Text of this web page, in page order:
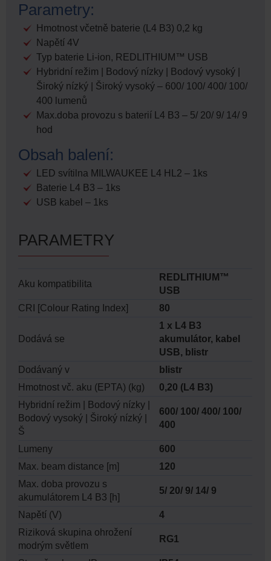
Parametry:
Hmotnost včetně baterie (L4 B3) 0,2 kg
Napětí 4V
Typ baterie Li-ion, REDLITHIUM™ USB
Hybridní režim | Bodový nízky | Bodový vysoký |
Široký nízký | Široký vysoký – 600/ 100/ 400/ 100/
400 lumenů
Max.doba provozu s baterií L4 B3 – 5/ 20/ 9/ 14/ 9
hod
Obsah balení:
LED svítilna MILWAUKEE L4 HL2 – 1ks
Baterie L4 B3 – 1ks
USB kabel – 1ks
PARAMETRY
Aku kompatibilita
REDLITHIUM™
USB
CRI [Colour Rating Index]
80
Dodává se
1 x L4 B3
akumulátor, kabel
USB, blistr
Dodávaný v
blistr
Hmotnost vč. aku (EPTA) (kg)
0,20 (L4 B3)
Hybridní režim | Bodový nízky |
Bodový vysoký | Široký nízký |
Š
600/ 100/ 400/ 100/
400
Lumeny
600
Max. beam distance [m]
120
Max. doba provozu s
akumulátorem L4 B3 [h]
5/ 20/ 9/ 14/ 9
Napětí (V)
4
Riziková skupina ohrožení
modrým světlem
RG1